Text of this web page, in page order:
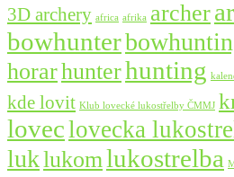
3D archery africa afrika archer
bowhunter
horarhunterhunting
kde lovit Klub lovecké lukostřelby ČMMJ
loveclovecka
luklukomlukostrelba